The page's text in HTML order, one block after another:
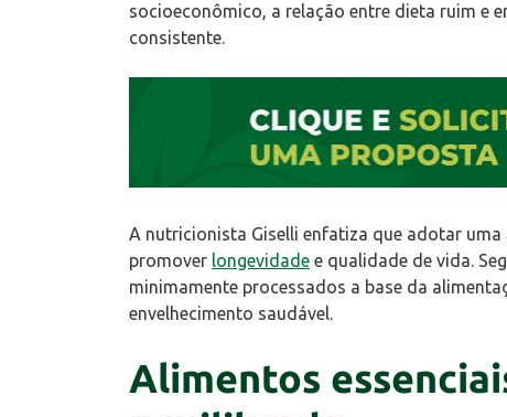
socioeconômico, a relação entre dieta ruim e
consistente.
A nutricionista Giselli enfatiza que adotar
promover longevidade e qualidade de vida.
minimamente processados a base da
envelhecimento saudável.
Alimentos